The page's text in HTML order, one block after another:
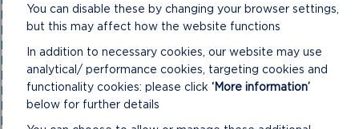
Pwyllgor Rheoli Datblygu
Pwyllgor Rheoli Datblygu
Pwyllgor Rheoli Datblygu
Pwyllgor Rheoli Datblygu – 10/03/21
Pwyllgor Rheoli Datblygu 01/02/23
Pwyllgor Rheoli Datblygu 03/06/26
Pwyllgor Rheoli Datblygu 03/09/25
You can disable these by changing your browser settings,
but this may affect how the website functions
In addition to necessary cookies, our website may use
analytical/ performance cookies, targeting cookies and
functionality cookies: please click ‘More information’
below for further details